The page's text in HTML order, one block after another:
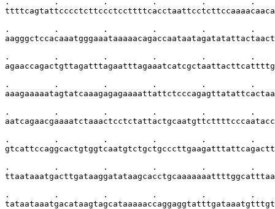
.         .         .         .         .         .
.         .         .         .         .         .
.         .         .         .         .         .
.         .         .         .         .         .
.         .         .         .         .         .
.         .         .         .         .         .
.         .         .         .         .         .